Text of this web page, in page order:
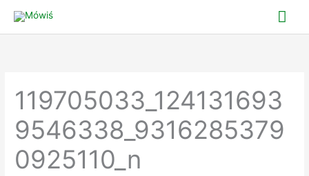
119705033_124131693
9546338_9316285379
0925110_n